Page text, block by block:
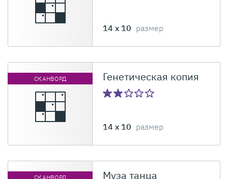
14 x 10 размер
СКАНВОРД Генетическая копия
14 x 10 размер
СКАНВОРД Муза танца